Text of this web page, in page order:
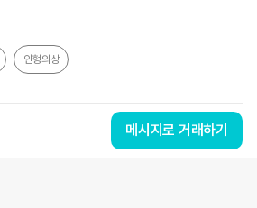
인형의상
메시지로 거래하기